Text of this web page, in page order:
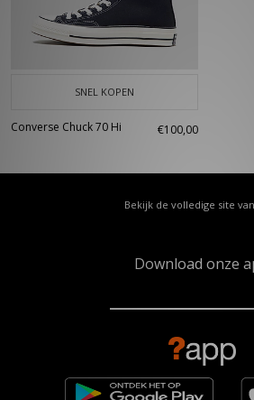
SNEL KOPEN
Converse Chuck 70 Hi €100,00
Bekijk de volledige site
Download onze